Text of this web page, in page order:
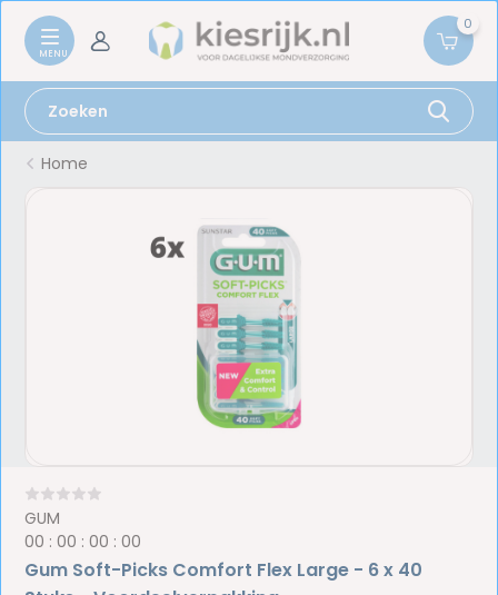
0
Home
GUM
00 :00 :00 :00
Gum Soft-Picks Comfort Flex Large - 6 x 40